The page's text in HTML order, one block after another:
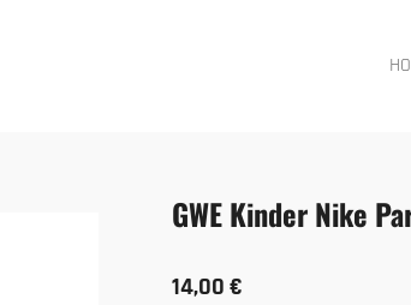
GWE Kinder Nike
14,00 €